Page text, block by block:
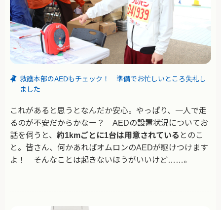
救護本部のAEDもチェック！ 準備でお忙しいところ失礼し
ました
これがあると思うとなんだか安心。やっぱり、一人で走
るのが不安だからかなー？ AEDの設置状況についてお
話を伺うと、 約1kmごとに1台は用意されている とのこ
と。皆さん、何かあればオムロンのAEDが駆けつけます
よ！ そんなことは起きないほうがいいけど……。